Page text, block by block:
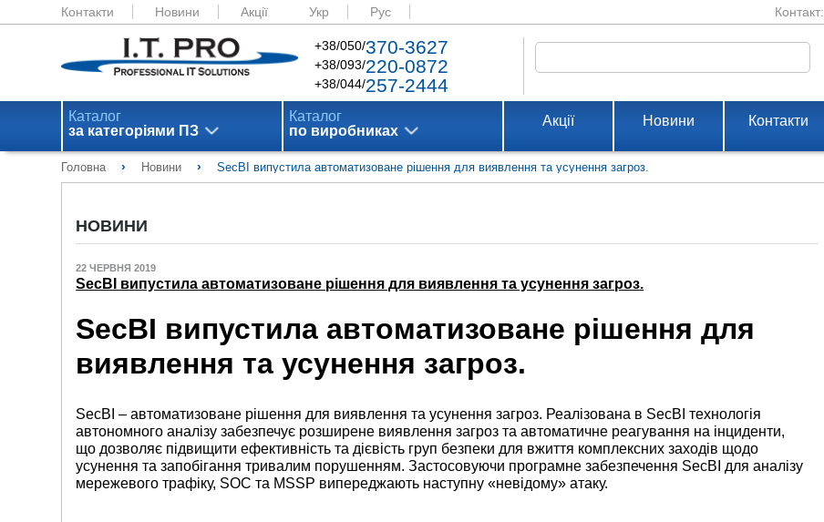
Контакти Новини Акції Укр Рус Контакт:
+38/050/370-3627
+38/093/220-0872
+38/044/257-2444
Каталог
за категоріями ПЗ
Каталог
по виробниках
Акції Новини Контакти
Головна › Новини › SecBI випустила автоматизоване рішення для виявлення та усунення загроз.
НОВИНИ
22 ЧЕРВНЯ 2019
SecBI випустила автоматизоване рішення для виявлення та усунення загроз.
SecBI випустила автоматизоване рішення для
виявлення та усунення загроз.
SecBI – автоматизоване рішення для виявлення та усунення загроз. Реалізована в SecBI технологія
автономного аналізу забезпечує розширене виявлення загроз та автоматичне реагування на інциденти,
що дозволяє підвищити ефективність та дієвість груп безпеки для вжиття комплексних заходів щодо
усунення та запобігання тривалим порушенням. Застосовуючи програмне забезпечення SecBI для аналізу
мережевого трафіку, SOC та MSSP випереджають наступну «невідому» атаку.